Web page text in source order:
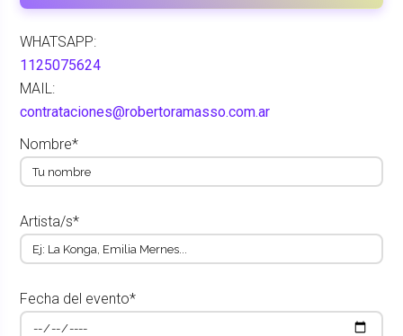
WHATSAPP:
1125075624
MAIL:
contrataciones@robertoramasso.com.ar
Nombre*
Artista/s*
Fecha del evento*